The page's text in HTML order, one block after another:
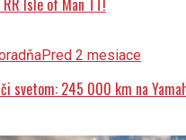
Isle of Man TT!
Pred 2 mesiace
svetom: 245 000 km na